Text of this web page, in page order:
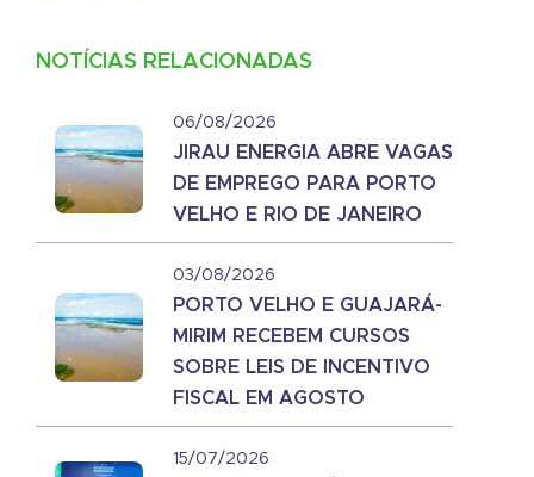
NOTÍCIAS RELACIONADAS
06/08/2026
JIRAU ENERGIA ABRE VAGAS
DE EMPREGO PARA PORTO
VELHO E RIO DE JANEIRO
03/08/2026
PORTO VELHO E GUAJARÁ-
MIRIM RECEBEM CURSOS
SOBRE LEIS DE INCENTIVO
FISCAL EM AGOSTO
15/07/2026